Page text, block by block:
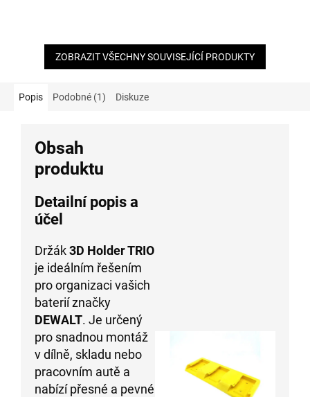
ZOBRAZIT VŠECHNY SOUVISEJÍCÍ PRODUKTY
Popis Podobné (1) Diskuze
Obsah
produktu
Detailní popis a
účel
Držák3D Holder TRIO
je ideálním řešením
pro organizaci vašich
baterií značky
DEWALT. Je určený
pro snadnou montáž
v dílně, skladu nebo
pracovním autě a
nabízí přesné a pevné